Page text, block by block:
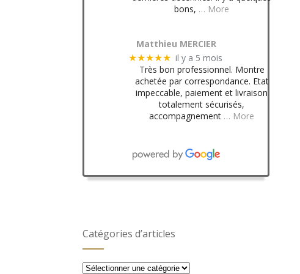
bons, … More
Matthieu MERCIER
★★★★★ il y a 5 mois
Très bon professionnel. Montre
achetée par correspondance. Etat
impeccable, paiement et livraison
totalement sécurisés,
accompagnement … More
Catégories d’articles
Catégories